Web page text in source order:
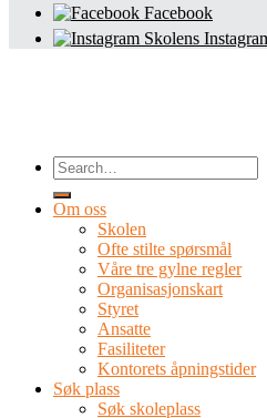
Facebook
Skolens
Om oss
Skolen
Ofte stilte spørsmål
Våre tre gylne regler
Organisasjonskart
Styret
Ansatte
Fasiliteter
Kontorets åpningstider
Søk plass
Søk skoleplass